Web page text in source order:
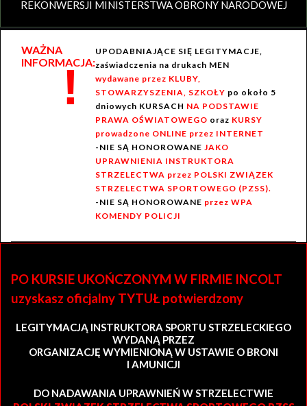
REKONWERSJI MINISTERSTWA OBRONY NARODOWEJ
WAŻNA
INFORMACJA:
!
UPODABNIAJĄCE SIĘ LEGITYMACJE,
zaświadczenia na drukach MEN
wydawane przez KLUBY,
STOWARZYSZENIA, SZKOŁY po około 5
dniowych KURSACH NA PODSTAWIE
PRAWA OŚWIATOWEGO oraz KURSY
prowadzone ONLINE przez INTERNET
-NIE SĄ HONOROWANE JAKO
UPRAWNIENIA INSTRUKTORA
STRZELECTWA przez POLSKI ZWIĄZEK
STRZELECTWA SPORTOWEGO (PZSS).
-NIE SĄ HONOROWANE przez WPA
KOMENDY POLICJI
PO KURSIE UKOŃCZONYM W FIRMIE INCOLT
uzyskasz oficjalny TYTUŁ potwierdzony
LEGITYMACJĄ INSTRUKTORA SPORTU STRZELECKIEGO
WYDANĄ PRZEZ
ORGANIZACJĘ WYMIENIONĄ W USTAWIE O BRONI
I AMUNICJI
DO NADAWANIA UPRAWNIEŃ W STRZELECTWIE